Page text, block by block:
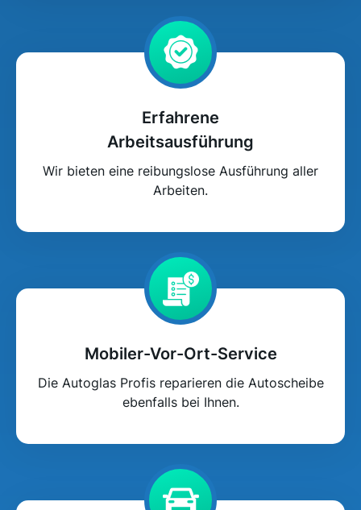
Erfahrene
Arbeitsausführung
Wir bieten eine reibungslose Ausführung aller
Arbeiten.
Mobiler-Vor-Ort-Service
Die Autoglas Profis reparieren die Autoscheibe
ebenfalls bei Ihnen.